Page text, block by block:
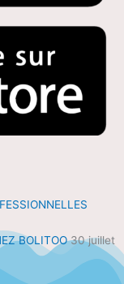
BOLITOO 30 juillet